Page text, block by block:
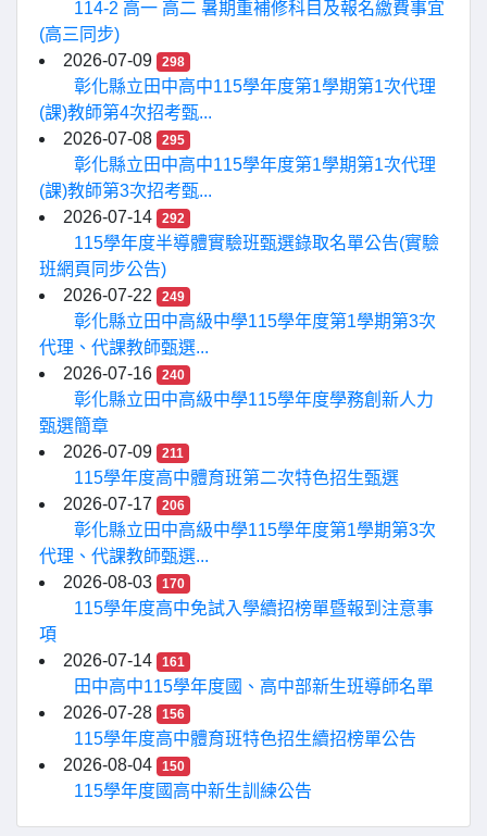
114-2 高一 高二 暑期重補修科目及報名繳費事宜
(高三同步)
2026-07-09
298
彰化縣立田中高中115學年度第1學期第1次代理
(課)教師第4次招考甄...
2026-07-08
295
彰化縣立田中高中115學年度第1學期第1次代理
(課)教師第3次招考甄...
2026-07-14
292
115學年度半導體實驗班甄選錄取名單公告(實驗
班網頁同步公告)
2026-07-22
249
彰化縣立田中高級中學115學年度第1學期第3次
代理、代課教師甄選...
2026-07-16
240
彰化縣立田中高級中學115學年度學務創新人力
甄選簡章
2026-07-09
211
115學年度高中體育班第二次特色招生甄選
2026-07-17
206
彰化縣立田中高級中學115學年度第1學期第3次
代理、代課教師甄選...
2026-08-03
170
115學年度高中免試入學續招榜單暨報到注意事
項
2026-07-14
161
田中高中115學年度國、高中部新生班導師名單
2026-07-28
156
115學年度高中體育班特色招生續招榜單公告
2026-08-04
150
115學年度國高中新生訓練公告